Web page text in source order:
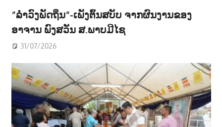
“ລຳວົງພັດຖິ່ນ“-ເພັງຕົ້ນສບັບ ຈາກຜົນງານຂອງ
ອາຈານ ພົງສວັນ ສ.ພາບມີໄຊ
31/07/2026